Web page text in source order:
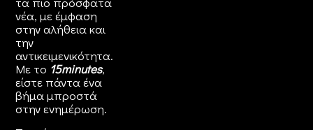
νέα, με έμφαση
στην αλήθεια και
την
αντικειμενικότητα.
Με το 15minutes,
είστε πάντα ένα
βήμα μπροστά
στηνενημέρωση.